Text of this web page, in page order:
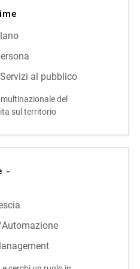
della
che gestirà il
al pubblico
del
sul territorio
a part
di un punto
centro). Chi
e abilitazione
mondo
-